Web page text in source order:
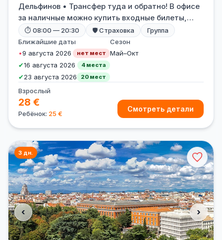
Дельфинов • Трансфер туда и обратно! В офисе
за наличные можно купить входные билеты,
чтобы не стоять в очередях!
⏱ 08:00 — 20:30 🛡 Страховка
Группа
Ближайшие даты
•9 августа 2026 нет мест
✔16 августа 2026 4 места
✔23 августа 2026 20 мест
Сезон
Май–Окт
Взрослый
28 €
Ребёнок: 25 €
Смотреть детали
‹ ›
3 дн.